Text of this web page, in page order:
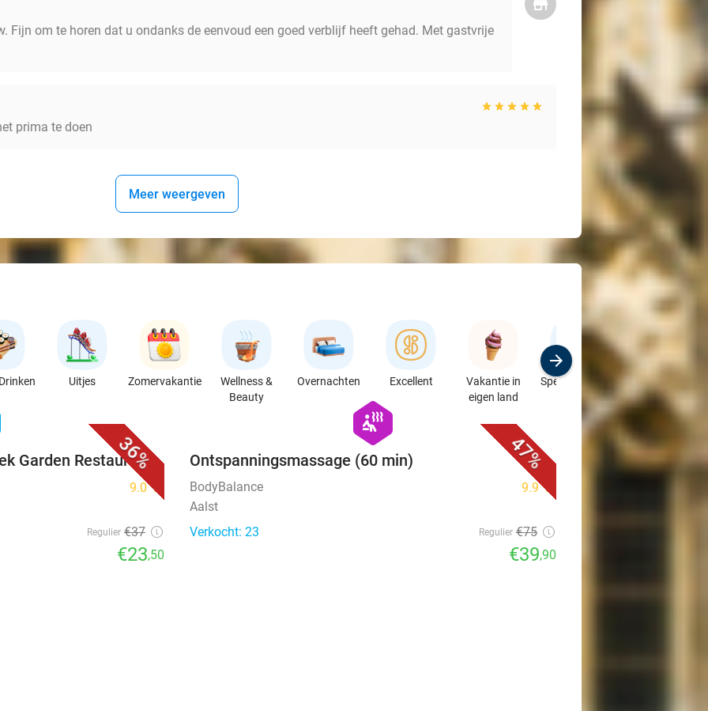
Fijn om te horen dat u ondanks de eenvoud een goed verblijf heeft gehad. Met gastvrije
prima te doen
Meer weergeven
Uitjes Zomervakantie
Wellness &
Beauty
Overnachten Excellent
Vakantie in
eigen land
Speciaalzaken
& Auto's
Sport
36%
Garden Restaurant
9.0star
Regulier €37
€23,50
47%
hexagon
wellness
Ontspanningsmassage (60 min)
BodyBalance 9.9star
Aalst
Verkocht: 23
Regulier €75
€39,90